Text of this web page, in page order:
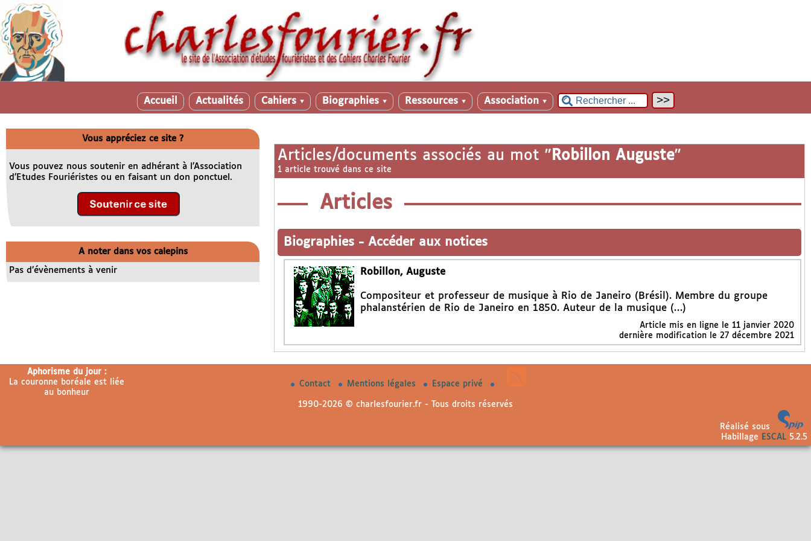
Accueil Actualités Cahiers ▼ Biographies ▼ Ressources ▼ Association ▼
Articles/documents associés au mot " Robillon Auguste"
1 article trouvé dans ce site
Articles
Biographies - Accéder aux notices
Robillon, Auguste
Compositeur et professeur de musique à Rio de Janeiro (Brésil). Membre du groupe
phalanstérien de Rio de Janeiro en 1850. Auteur de la musique (…)
Article mis en ligne le 11 janvier 2020
dernière modification le 27 décembre 2021
Vous appréciez ce site ?
Vous pouvez nous soutenir en adhérant à l’Association
d’Etudes Fouriéristes ou en faisant un don ponctuel.
A noter dans vos calepins
Pas d’évènements à venir
Aphorisme du jour :
La couronne boréale est liée
au bonheur
Contact Mentions légales Espace privé
1990-2026 © charlesfourier.fr - Tous droits réservés
Réalisé sous
Habillage
ESCAL5.2.5